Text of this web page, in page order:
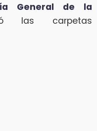
General de la
las carpetas